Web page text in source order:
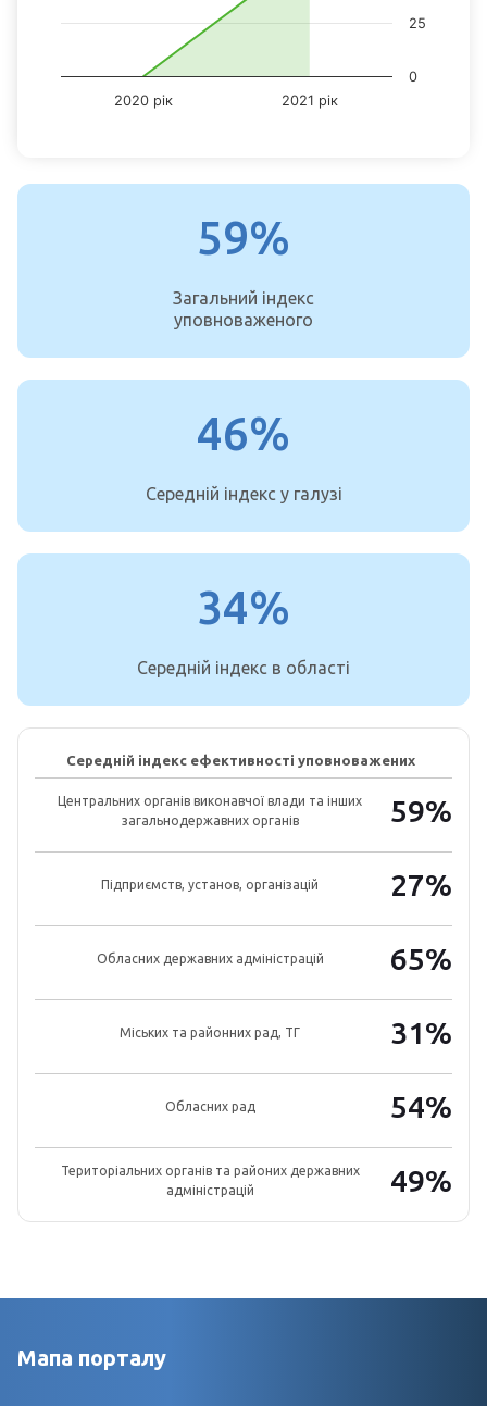
The chart has 1 Y axis displaying values. Data ranges from 0 to
2020 рік 2021 рік
0
25
59%
Загальний індекс
уповноваженого
46%
Середній індекс у галузі
34%
Середній індекс в області
Середній індекс ефективності уповноважених
59%
Центральних органів виконавчої влади та інших
загальнодержавних органів
27%
Підприємств, установ, організацій
65%
Обласних державних адміністрацій
31%
Міських та районних рад, ТГ
54%
Обласних рад
49%
Територіальних органів та районих державних
адміністрацій
Мапа порталу